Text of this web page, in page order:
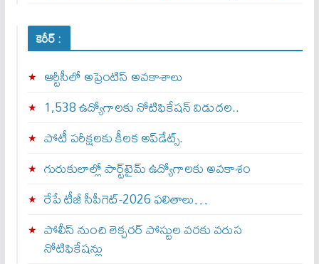
కెరీర్ :
ఆర్టీసీలో అప్రెంటిస్‌ అవకాశాలు
1,538 ఉద్యోగాలకు నోటిఫికేషన్ విడుదల..
పోటీ పరీక్షలకు కీలక అప్‌డేట్స్.
గురుకులాల్లో పార్ట్‌టైమ్ ఉద్యోగాలకు అవకాశం
రేపే టీజీ సీపీగెట్‌-2026 ఫలితాలు…
పోలీస్ నుంచి లెక్చరర్ పోస్టుల వరకు వరుస
నోటిఫికేషన్లు